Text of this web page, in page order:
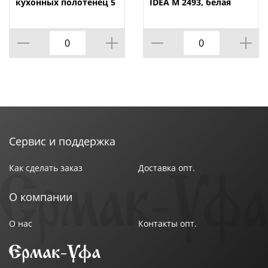
Сервис и поддержка
Как сделать заказ Доставка опт.
О компании
О нас Контакты опт.